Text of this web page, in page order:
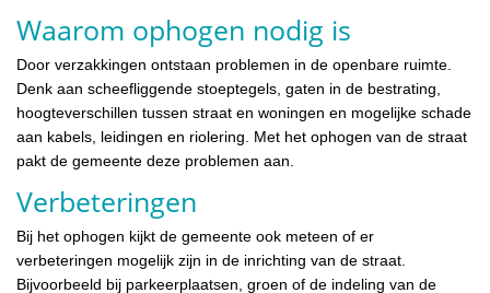
Waarom ophogen nodig is
Door verzakkingen ontstaan problemen in de openbare ruimte.
Denk aan scheefliggende stoeptegels, gaten in de bestrating,
hoogteverschillen tussen straat en woningen en mogelijke schade
aan kabels, leidingen en riolering. Met het ophogen van de straat
pakt de gemeente deze problemen aan.
Verbeteringen
Bij het ophogen kijkt de gemeente ook meteen of er
verbeteringen mogelijk zijn in de inrichting van de straat.
Bijvoorbeeld bij parkeerplaatsen, groen of de indeling van de